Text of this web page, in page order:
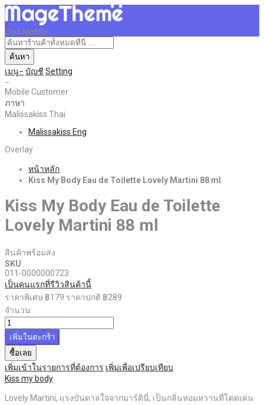
Cart Mobile
ค้นหา
เมนู บัญชี Setting
Mobile Customer
ภาษา
Malissakiss Thai
Malissakiss Eng
Overlay
หน้าหลัก
Kiss My Body Eau de Toilette Lovely Martini 88 ml
Kiss My Body Eau de Toilette
Lovely Martini 88 ml
สินค้าพร้อมส่ง
SKU
011-0000000723
เป็นคนแรกที่รีวิวสินค้านี้
ราคาพิเศษ ฿179 ราคาปกติ ฿289
จำนวน
เพิ่มในตะกร้า
ซื้อเลย
เพิ่มเข้าในรายการที่ต้องการ เพิ่มเพื่อเปรียบเทียบ
Kiss my body
Lovely Martini, แรงบันดาลใจจากมาร์ตินี่, เป็นกลิ่นหอมหวานที่โดดเด่น